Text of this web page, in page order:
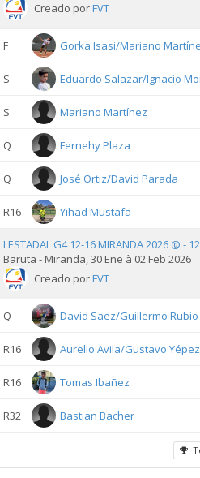
Creado porFVT
F Gorka Isasi/Mariano
S Eduardo Salazar/Ignacio
S Mariano Martínez
Q Fernehy Plaza
Q José Ortiz/David Parada
R16 Yihad Mustafa
I ESTADAL G4 12-16 MIRANDA 2026 @ -
Baruta - Miranda, 30 Ene à 02 Feb 2026
Creado porFVT
Q David Saez/Guillermo Rubio
R16 Aurelio Avila/Gustavo Yépez
R16 Tomas Ibañez
R32 Bastian Bacher